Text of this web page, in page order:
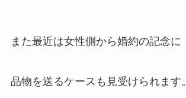
また最近は女性側から婚約の記念に
品物を送るケースも見受けられます。